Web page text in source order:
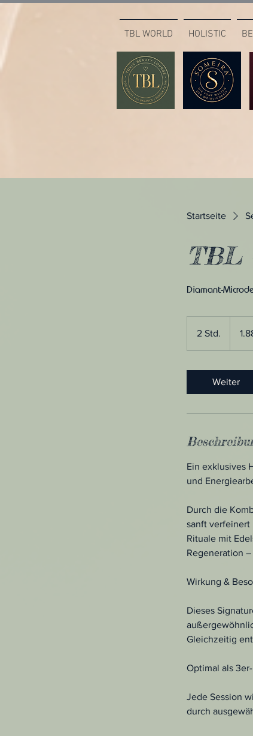
TBL WORLD HOLISTIC
Startseite
TBL
Diamant-
2 Std.
Weiter
Ein exklusives
und
Durch die
sanft
Rituale mit
Regeneration
Wirkung &
Dieses
Gleichzeitig
Optimal als
Jede Session
durch